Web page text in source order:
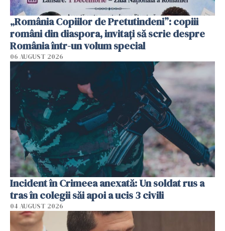
„România Copiilor de Pretutindeni”: copiii
români din diaspora, invitați să scrie despre
România într-un volum special
06 AUGUST 2026
Incident în Crimeea anexată: Un soldat rus a
tras în colegii săi apoi a ucis 3 civili
04 AUGUST 2026